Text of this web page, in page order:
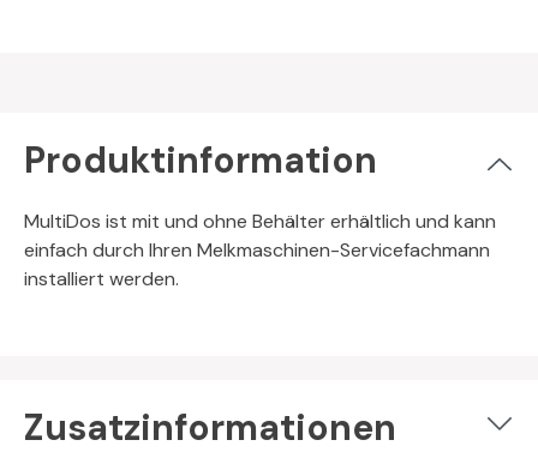
Produktinformation
MultiDos ist mit und ohne Behälter erhältlich und kann
einfach durch Ihren Melkmaschinen-Servicefachmann
installiert werden.
Zusatzinformationen